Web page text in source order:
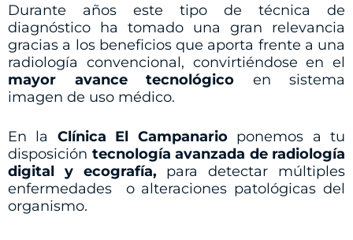
Durante años este tipo de técnica de
diagnóstico ha tomado una gran relevancia
gracias a los beneficios que aporta frente a una
radiología convencional, convirtiéndose en el
mayor avance tecnológico en sistema
imagen de uso médico.
En la Clínica El Campanarioponemos a tu
disposición tecnología avanzada de radiología
digital y ecografía, para detectar múltiples
enfermedades o alteraciones patológicas del
organismo.